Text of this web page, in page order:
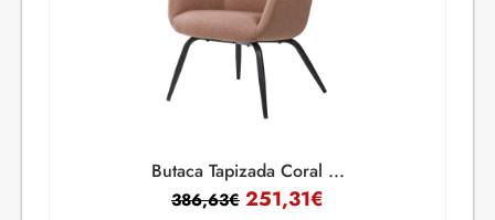
Butaca Tapizada Coral ...
386,63€ 251,31€